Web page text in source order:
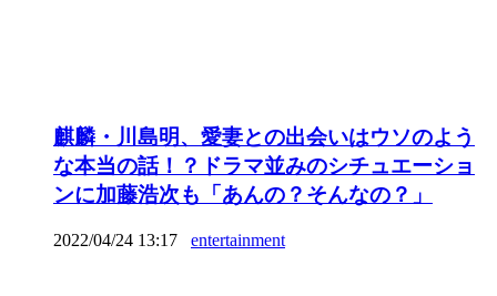
麒麟・川島明、愛妻との出会いはウソのよう
な本当の話！？ドラマ並みのシチュエーショ
ンに加藤浩次も「あんの？そんなの？」
2022/04/24 13:17 entertainment